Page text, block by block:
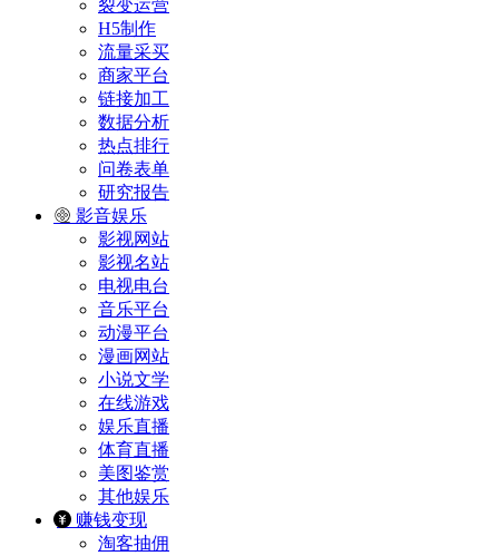
裂变运营
H5制作
流量采买
商家平台
链接加工
数据分析
热点排行
问卷表单
研究报告
影音娱乐
影视网站
影视名站
电视电台
音乐平台
动漫平台
漫画网站
小说文学
在线游戏
娱乐直播
体育直播
美图鉴赏
其他娱乐
赚钱变现
淘客抽佣